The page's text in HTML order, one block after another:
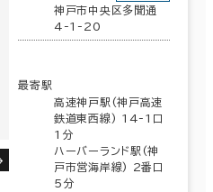
神戸市中央区多聞通
4-1-20
最寄駅
高速神戸駅(神戸高速
鉄道東西線) 14-1口
1分
ハーバーランド駅(神
戸市営海岸線) 2番口
5分